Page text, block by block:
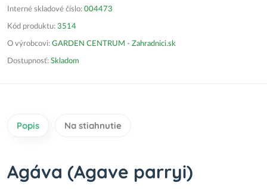
Interné skladové číslo: 004473
Kód produktu: 3514
O výrobcovi: GARDEN CENTRUM - Zahradnici.sk
Dostupnosť: Skladom
Popis Na stiahnutie
Agáva (Agave parryi)